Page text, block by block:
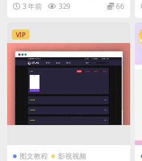
附教程
3 年前 329 66
VIP
图文教程 影视视频